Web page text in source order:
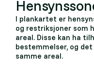
I plankartet er
og restriksjoner som
areal. Disse kan ha
bestemmelser, og
samme areal.